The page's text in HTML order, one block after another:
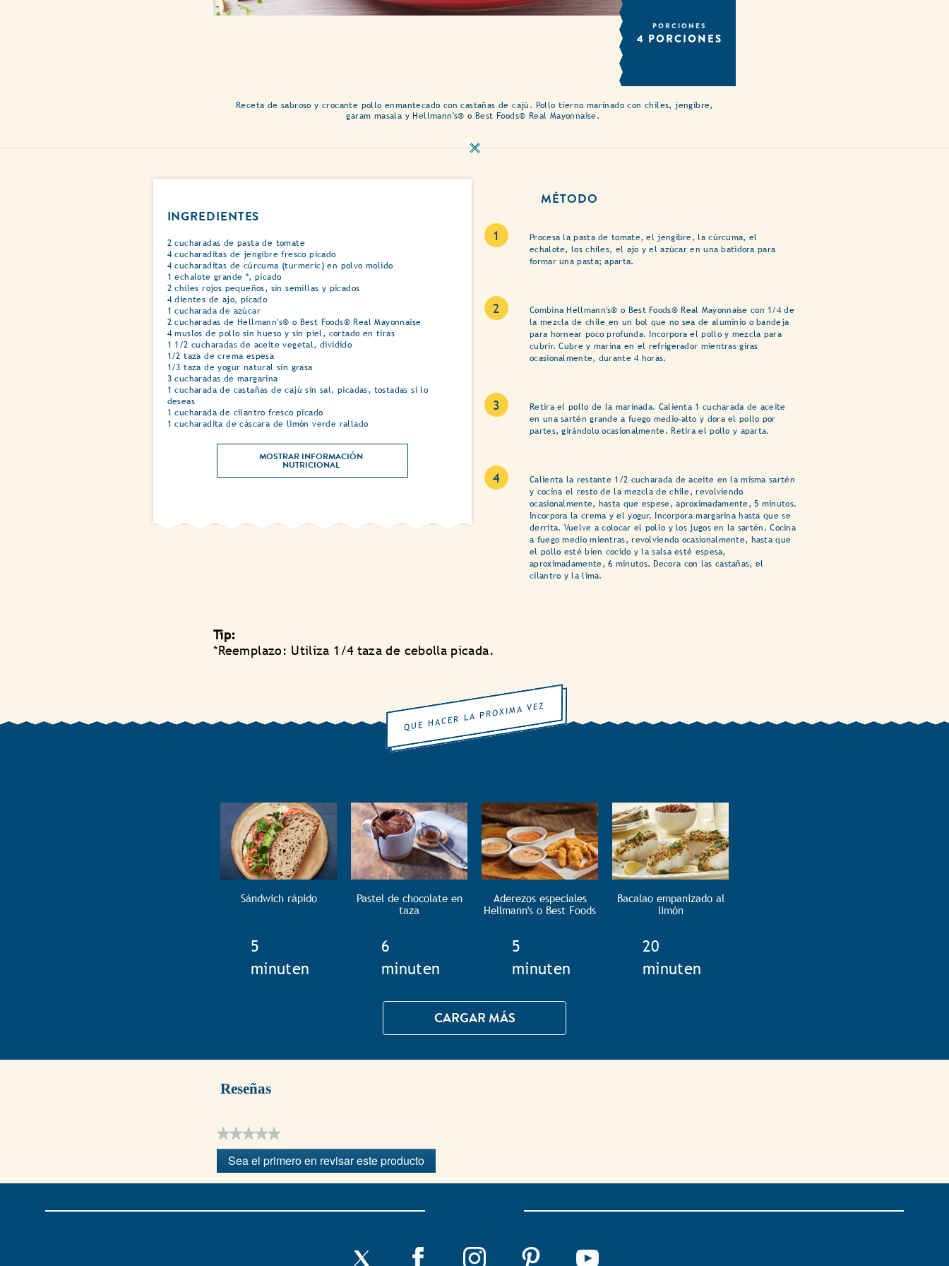
PORCIONES
4 PORCIONES
Receta de sabroso y crocante pollo enmantecado con castañas de cajú. Pollo tierno marinado con chiles, jengibre,
garam masala y Hellmann's® o Best Foods® Real Mayonnaise.
INGREDIENTES
2 cucharadas de pasta de tomate
4 cucharaditas de jengibre fresco picado
4 cucharaditas de cúrcuma (turmeric) en polvo molido
1 echalote grande *, picado
2 chiles rojos pequeños, sin semillas y picados
4 dientes de ajo, picado
1 cucharada de azúcar
2 cucharadas de Hellmann's® o Best Foods® Real Mayonnaise
4 muslos de pollo sin hueso y sin piel, cortado en tiras
1 1/2 cucharadas de aceite vegetal, dividido
1/2 taza de crema espesa
1/3 taza de yogur natural sin grasa
3 cucharadas de margarina
1 cucharada de castañas de cajú sin sal, picadas, tostadas si lo
deseas
1 cucharada de cilantro fresco picado
1 cucharadita de cáscara de limón verde rallado
MOSTRAR INFORMACIÓN
MÉTODO
Procesa la pasta de tomate, el jengibre, la cúrcuma, el
echalote, los chiles, el ajo y el azúcar en una batidora para
formar una pasta; aparta.
Combina Hellmann's® o Best Foods® Real Mayonnaise con 1/4 de
la mezcla de chile en un bol que no sea de aluminio o bandeja
para hornear poco profunda. Incorpora el pollo y mezcla para
cubrir. Cubre y marina en el refrigerador mientras giras
ocasionalmente, durante 4 horas.
Retira el pollo de la marinada. Calienta 1 cucharada de aceite
en una sartén grande a fuego medio-alto y dora el pollo por
partes, girándolo ocasionalmente. Retira el pollo y aparta.
Calienta la restante 1/2 cucharada de aceite en la misma sartén
y cocina el resto de la mezcla de chile, revolviendo
ocasionalmente, hasta que espese, aproximadamente, 5 minutos.
Incorpora la crema y el yogur. Incorpora margarina hasta que se
derrita. Vuelve a colocar el pollo y los jugos en la sartén. Cocina
a fuego medio mientras, revolviendo ocasionalmente, hasta que
el pollo esté bien cocido y la salsa esté espesa,
aproximadamente, 6 minutos. Decora con las castañas, el
cilantro y la lima.
Tip:
*Reemplazo: Utiliza 1/4 taza de cebolla picada.
QUE HACER LA PROXIMA VEZ
Sándwich rápido
TotalTime
5
minuten
Pastel de chocolate en
taza
TotalTime
6
minuten
Aderezos especiales
Hellmann's o Best Foods
TotalTime
5
minuten
Bacalao empanizado al
limón
TotalTime
20
minuten
CARGAR MÁS
Reseñas
★★★★★
Sin
puntuación
Sea el primero en revisar este producto
.
Con
acción